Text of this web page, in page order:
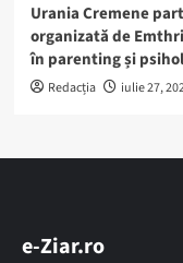
Urania Cremene
organizată de
în parenting și
Redacția iulie 27,
e-Ziar.ro